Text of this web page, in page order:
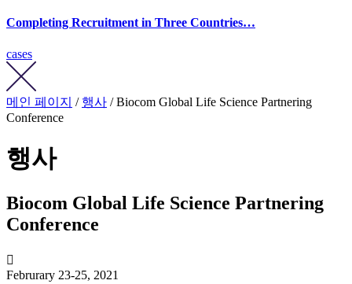
Completing Recruitment in Three Countries…
cases
메인 페이지 / 행사 / Biocom Global Life Science Partnering
Conference
행사
Biocom Global Life Science Partnering
Conference

Februrary 23-25, 2021